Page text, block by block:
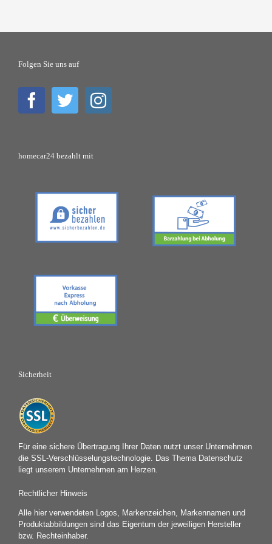
Folgen Sie uns auf
homecar24 bezahlt mit
Sicherheit
Für eine sichere Übertragung Ihrer Daten nutzt unser Unternehmen
die SSL-Verschlüsselungstechnologie. Das Thema Datenschutz
liegt unserem Unternehmen am Herzen.
Rechtlicher Hinweis
Alle hier verwendeten Logos, Markenzeichen, Markennamen und
Produktabbildungen sind das Eigentum der jeweiligen Hersteller
bzw. Rechteinhaber.